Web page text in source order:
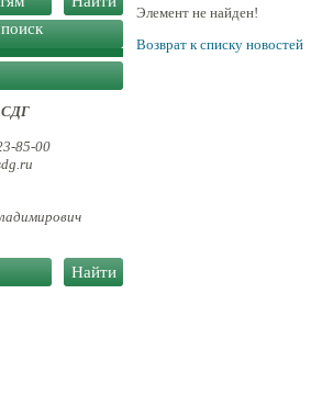
85-00
Элемент не найден!
Возврат к списку новостей